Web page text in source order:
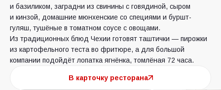
и базиликом, заградни из свинины с говядиной, сыром
и кинзой, домашние мюнхенские со специями и буршт-
гуляш, тушёные в томатном соусе с овощами.
Из традиционных блюд Чехии готовят таштички — пирожки
из картофельного теста во фритюре, а для большой
компании подойдёт лопатка ягнёнка, томлёная 72 часа.
В карточку ресторана